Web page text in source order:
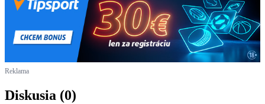
Reklama
Diskusia (0)